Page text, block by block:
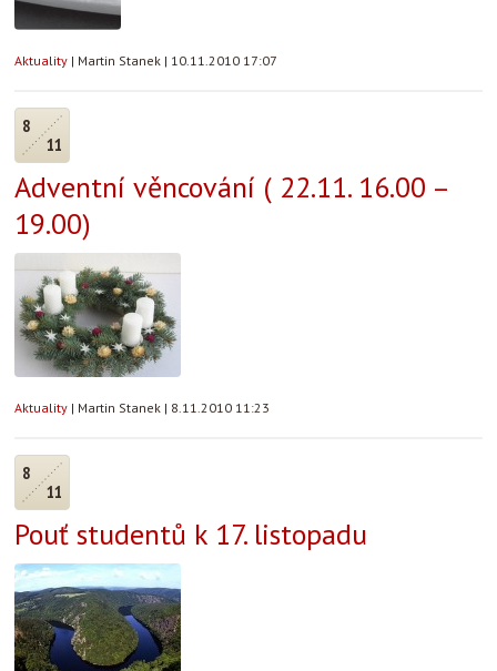
Aktuality | Martin Stanek | 10.11.2010 17:07
8
11
Adventní věncování ( 22.11. 16.00 –
19.00)
Aktuality | Martin Stanek | 8.11.2010 11:23
8
11
Pouť studentů k 17. listopadu